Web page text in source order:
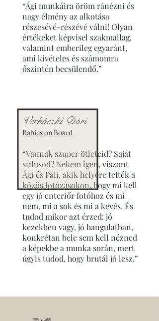
“Ági munkáira öröm ránézni és
nagy élmény az alkotása
részesévé-részévé válni! Olyan
értékeket képvisel szakmailag,
valamint emberileg egyaránt,
ami kivételes és számomra
őszintén becsülendő.”
Verhóczki Dóri
“Vannak szuper ötleteid? Saját
stílusod? Nekem igen, viszont
Ági és Pali, akik helyére tették a
közös fotózásokon, hogy mi kell
egy jó enteriőr fotóhoz és mi
nem, mi a sok és mi a kevés. És
tudod mikor azt érzed: jó
kezekben vagy, jó hangulatban,
konkrétan bele sem kell nézned
a képekbe a munka során, mert
úgyis tudod, hogy brutál jó lesz.”
Babies on Board